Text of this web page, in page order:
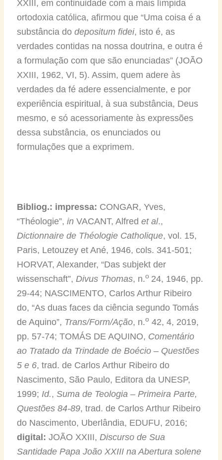
XXIII, em continuidade com a mais límpida
ortodoxia católica, afirmou que “Uma coisa é a
substância dodepositum fidei, isto é, as
verdades contidas na nossa doutrina, e outra é
a formulação com que são enunciadas” (JOÃO
XXIII, 1962, VI, 5). Assim, quem adere às
verdades da fé adere essencialmente, e por
experiência espiritual, à sua substância, Deus
mesmo, e só acessoriamente às expressões
dessa substância, os enunciados ou
formulações que a exprimem.
Bibliog.: impressa: CONGAR, Yves,
“Théologie”, in VACANT, Alfred et al.,
Dictionnaire de Théologie Catholique, vol. 15,
Paris, Letouzey et Ané, 1946, cols. 341-501;
HORVAT, Alexander, “Das subjekt der
wissenschaft”, Divus Thomas, n.o 24, 1946, pp.
29-44; NASCIMENTO, Carlos Arthur Ribeiro
do, “As duas faces da ciência segundo Tomás
de Aquino”, Trans/Form/Ação, n.o 42, 4, 2019,
pp. 57-74; TOMÁS DE AQUINO, Comentário
ao Tratado da Trindade de Boécio – Questões
5 e 6, trad. de Carlos Arthur Ribeiro do
Nascimento, São Paulo, Editora da UNESP,
1999; Id., Suma de Teologia – Primeira Parte,
Questões 84-89, trad. de Carlos Arthur Ribeiro
do Nascimento, Uberlândia, EDUFU, 2016;
digital: JOÃO XXIII, Discurso de Sua
Santidade Papa João XXIII na Abertura solene